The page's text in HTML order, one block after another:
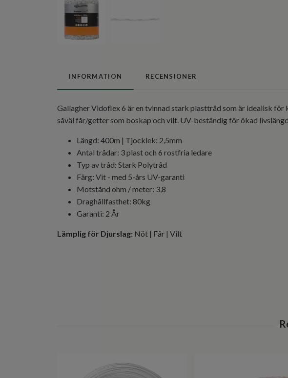
INFORMATION RECENSIONER
Gallagher Vidoflex 6 är en tvinnad stark plasttråd som är idealisk
såväl får/getter som boskap och vilt. UV-beständig för ökad
Längd: 400m | Tjocklek: 2,5mm
Antal trådar: 3 plast och 6 rostfria ledare
Typ av tråd: Stark Polytråd
Färg: Vit - med 5-års UV-garanti
Motstånd ohm / meter: 3,8
Draghållfasthet: 80kg
Garanti: 2 År
Lämplig för Djurslag: Nöt | Får | Vilt